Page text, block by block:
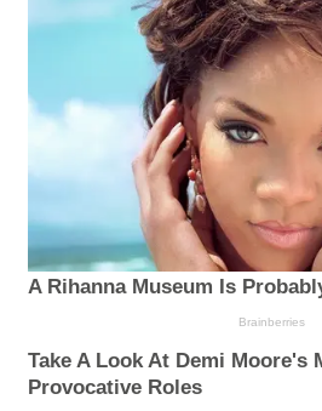
A Rihanna Museum Is
Brainberries
Take A Look At Demi Moore's
Provocative Roles